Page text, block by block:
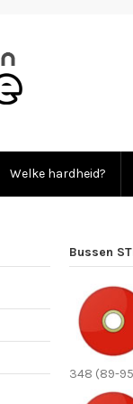
Welke hardheid?
Bussen
348 (89-